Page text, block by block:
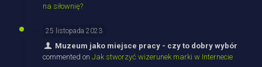
na siłownię?
25 listopada 2023
Muzeum jako miejsce pracy - czy to dobry wybór
commented on Jak stworzyć wizerunek marki w Internecie